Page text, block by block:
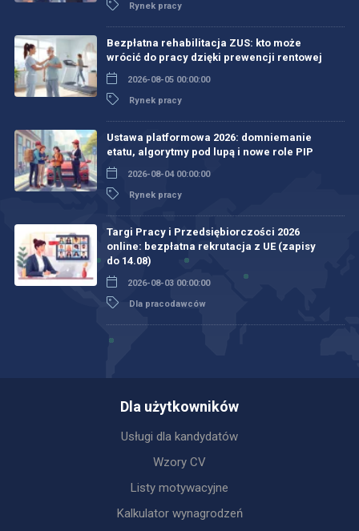
Rynek pracy
Bezpłatna rehabilitacja ZUS: kto może
wrócić do pracy dzięki prewencji rentowej
2026-08-05 00:00:00
Rynek pracy
Ustawa platformowa 2026: domniemanie
etatu, algorytmy pod lupą i nowe role PIP
2026-08-04 00:00:00
Rynek pracy
Targi Pracy i Przedsiębiorczości 2026
online: bezpłatna rekrutacja z UE (zapisy
do 14.08)
2026-08-03 00:00:00
Dla pracodawców
Dla użytkowników
Usługi dla kandydatów
Wzory CV
Listy motywacyjne
Kalkulator wynagrodzeń